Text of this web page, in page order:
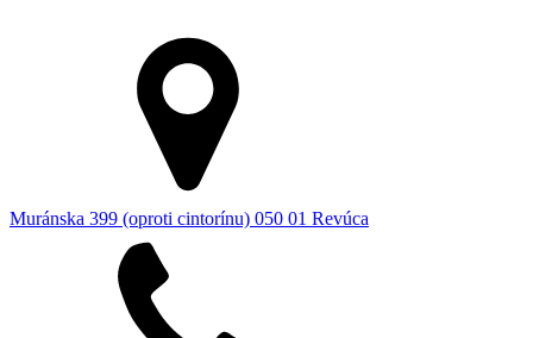
Muránska 399 (oproti cintorínu) 050 01 Revúca